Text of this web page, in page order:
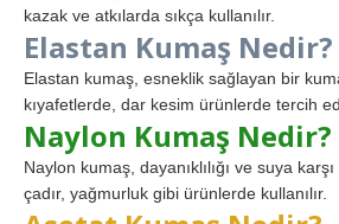
kazak ve atkılarda sıkça kullanılır.
Elastan Kumaş Nedir?
Elastan kumaş, esneklik sağlayan bir
kıyafetlerde, dar kesim ürünlerde tercih
Naylon Kumaş Nedir?
Naylon kumaş, dayanıklılığı ve suya
çadır, yağmurluk gibi ürünlerde kullanılır.